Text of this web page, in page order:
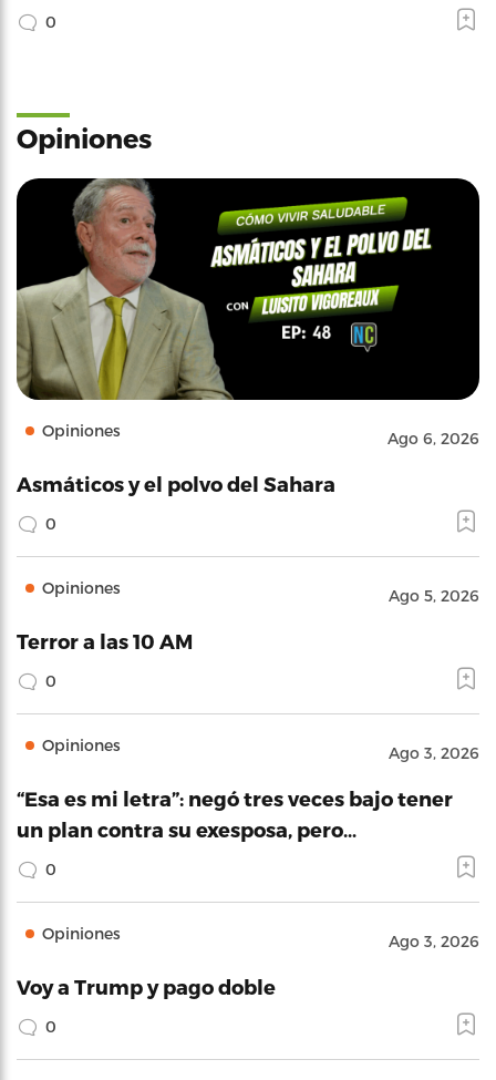
0
Opiniones
Opiniones Ago 6, 2026
Asmáticos y el polvo del Sahara
0
Opiniones Ago 5, 2026
Terror a las 10 AM
0
Opiniones Ago 3, 2026
“Esa es mi letra”: negó tres veces bajo tener
un plan contra su exesposa, pero…
0
Opiniones Ago 3, 2026
Voy a Trump y pago doble
0